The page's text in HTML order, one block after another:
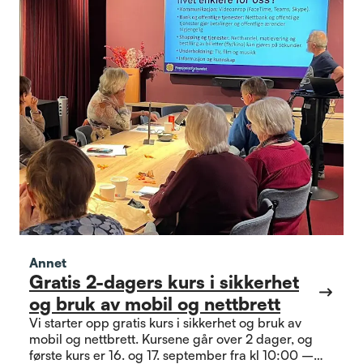
Annet
Gratis 2-dagers kurs i sikkerhet
og bruk av mobil og nettbrett
Vi starter opp gratis kurs i sikkerhet og bruk av
mobil og nettbrett. Kursene går over 2 dager, og
første kurs er 16. og 17. september fra kl 10:00 –